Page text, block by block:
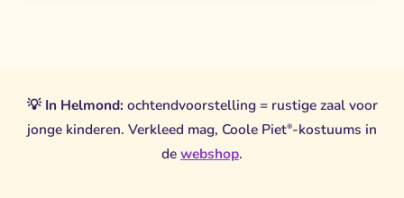
💡 In Helmond: ochtendvoorstelling = rustige zaal voor
jonge kinderen. Verkleed mag, Coole Piet®-kostuums in
dewebshop.